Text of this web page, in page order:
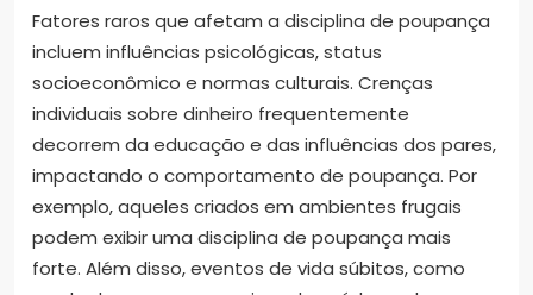
Fatores raros que afetam a disciplina de poupança
incluem influências psicológicas, status
socioeconômico e normas culturais. Crenças
individuais sobre dinheiro frequentemente
decorrem da educação e das influências dos pares,
impactando o comportamento de poupança. Por
exemplo, aqueles criados em ambientes frugais
podem exibir uma disciplina de poupança mais
forte. Além disso, eventos de vida súbitos, como